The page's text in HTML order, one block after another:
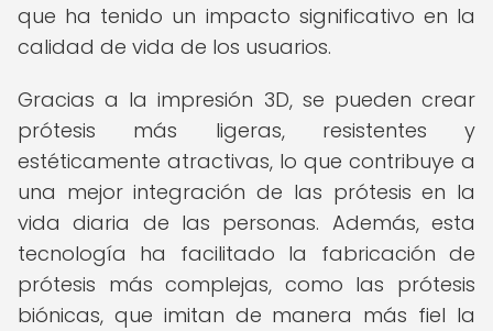
que ha tenido un impacto significativo en la
calidad de vida de los usuarios.
Gracias a la impresión 3D, se pueden crear
prótesis más ligeras, resistentes y
estéticamente atractivas, lo que contribuye a
una mejor integración de las prótesis en la
vida diaria de las personas. Además, esta
tecnología ha facilitado la fabricación de
prótesis más complejas, como las prótesis
biónicas, que imitan de manera más fiel la